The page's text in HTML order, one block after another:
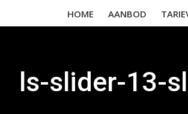
HOME AANBOD
ls-slider-13-